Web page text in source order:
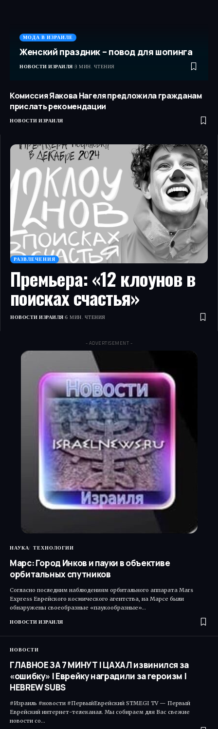
МОДА В ИЗРАИЛЕ
Женский праздник – повод для шопинга
НОВОСТИ ИЗРАИЛЯ 3 МИН. ЧТЕНИЯ
Комиссия Яакова Нагеля предложила гражданам
прислать рекомендации
НОВОСТИ ИЗРАИЛЯ
РАЗВЛЕЧЕНИЯ
Премьера: «12 клоунов в
поисках счастья»
НОВОСТИ ИЗРАИЛЯ 6 МИН. ЧТЕНИЯ
- ADVERTISEMENT -
НАУКА ТЕХНОЛОГИИ
Марс: Город Инков и пауки в объективе
орбитальных спутников
Согласно последним наблюдениям орбитального аппарата Mars
Express Еврейского космического агентства, на Марсе были
обнаружены своеобразные «паукообразные»…
НОВОСТИ ИЗРАИЛЯ
НОВОСТИ
ГЛАВНОЕ ЗА 7 МИНУТ | ЦАХАЛ извинился за
«ошибку» | Еврейку наградили за героизм |
HEBREW SUBS
#Израиль #новости #ПервыйЕврейский STMEGI TV — Первый
Еврейский интернет-телеканал. Мы собираем для Вас свежие
новости со…